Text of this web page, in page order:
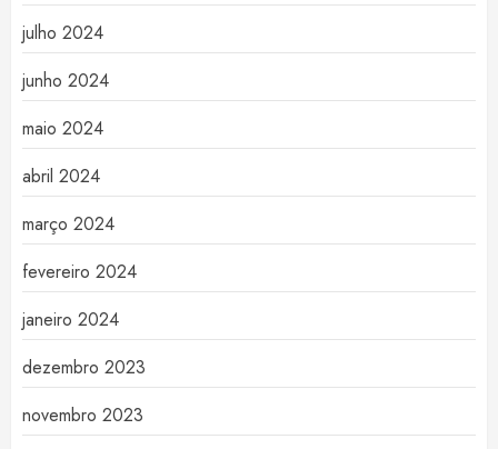
julho 2024
junho 2024
maio 2024
abril 2024
março 2024
fevereiro 2024
janeiro 2024
dezembro 2023
novembro 2023